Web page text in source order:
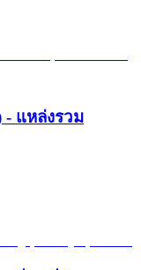
- แหล่งรวม